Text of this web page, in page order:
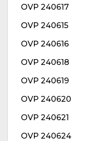
OVP 240617
OVP 240615
OVP 240616
OVP 240618
OVP 240619
OVP 240620
OVP 240621
OVP 240624